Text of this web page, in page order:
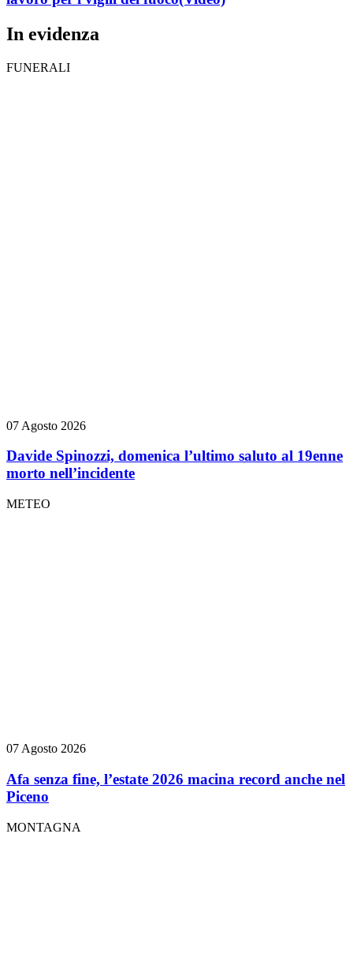
In evidenza
FUNERALI
07 Agosto 2026
Davide Spinozzi, domenica l’ultimo saluto al 19enne
morto nell’incidente
METEO
07 Agosto 2026
Afa senza fine, l’estate 2026 macina record anche nel
Piceno
MONTAGNA